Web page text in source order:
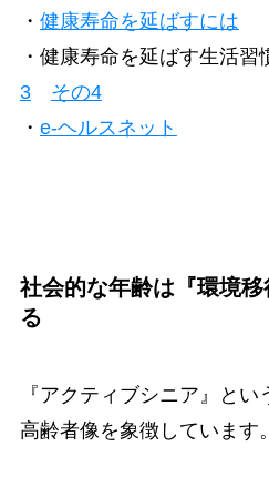
・ 健康寿命を延ばすには
・健康寿命を延ばす生活習
3
その4
・ e-ヘルスネット
社会的な年齢は『環境
る
『アクティブシニア』と
高齢者像を象徴しています。